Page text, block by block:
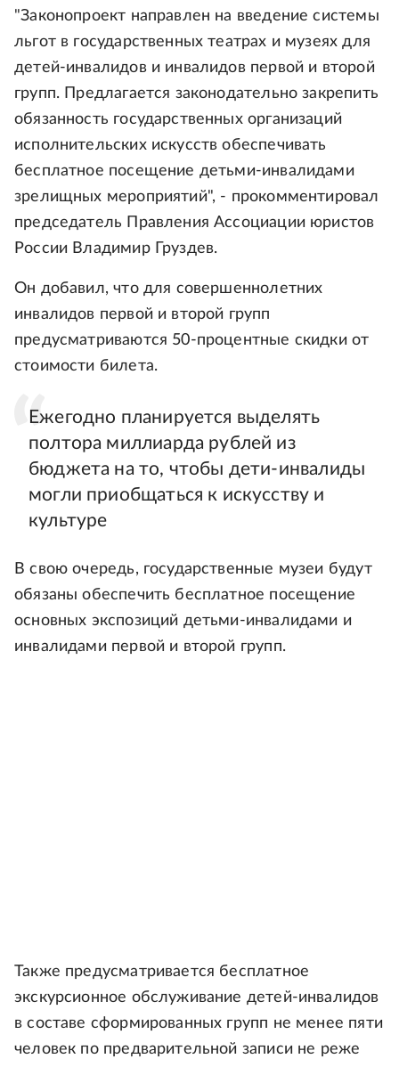
"Законопроект направлен на введение системы
льгот в государственных театрах и музеях для
детей-инвалидов и инвалидов первой и второй
групп. Предлагается законодательно закрепить
обязанность государственных организаций
исполнительских искусств обеспечивать
бесплатное посещение детьми-инвалидами
зрелищных мероприятий", - прокомментировал
председатель Правления Ассоциации юристов
России Владимир Груздев.
Он добавил, что для совершеннолетних
инвалидов первой и второй групп
предусматриваются 50-процентные скидки от
стоимости билета.
Ежегодно планируется выделять
полтора миллиарда рублей из
бюджета на то, чтобы дети-инвалиды
могли приобщаться к искусству и
культуре
В свою очередь, государственные музеи будут
обязаны обеспечить бесплатное посещение
основных экспозиций детьми-инвалидами и
инвалидами первой и второй групп.
Также предусматривается бесплатное
экскурсионное обслуживание детей-инвалидов
в составе сформированных групп не менее пяти
человек по предварительной записи не реже